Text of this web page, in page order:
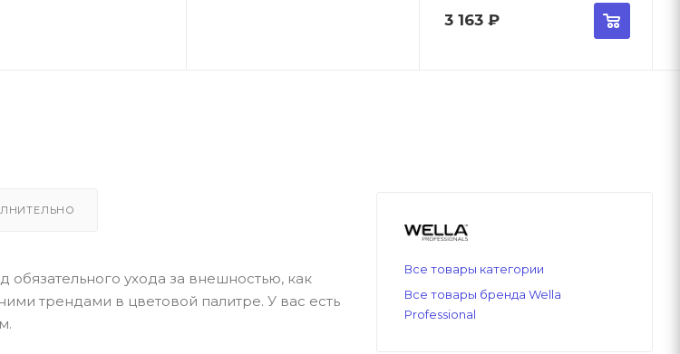
3 163 ₽
ухода за внешностью, как
трендами в цветовой палитре. У вас есть
Все товары категории
Все товары бренда Wella
Professional